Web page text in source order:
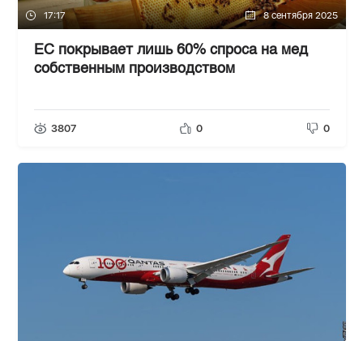
17:17 8 сентября 2025
ЕС покрывает лишь 60% спроса на мед
собственным производством
3807 0 0